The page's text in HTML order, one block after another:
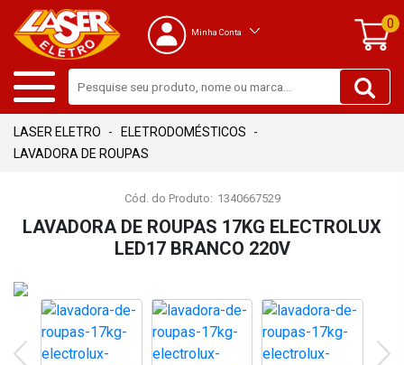
Minha Conta
0
ELETRODOMÉSTICOS
LAVADORA DE ROUPAS
Cód. do Produto: 1340667529
LAVADORA DE ROUPAS 17KG ELECTROLUX
LED17 BRANCO 220V